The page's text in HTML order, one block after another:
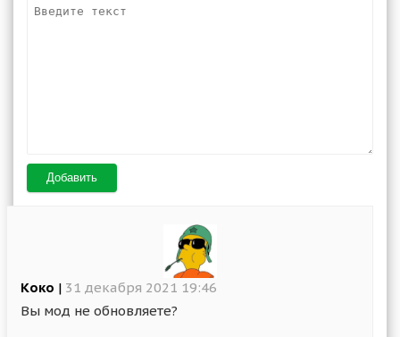
Добавить
Коко | 31 декабря 2021 19:46
Вы мод не обновляете?